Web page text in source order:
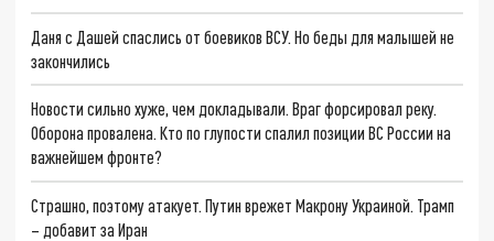
Даня с Дашей спаслись от боевиков ВСУ. Но беды для малышей не
закончились
Новости сильно хуже, чем докладывали. Враг форсировал реку.
Оборона провалена. Кто по глупости спалил позиции ВС России на
важнейшем фронте?
Страшно, поэтому атакует. Путин врежет Макрону Украиной. Трамп
– добавит за Иран